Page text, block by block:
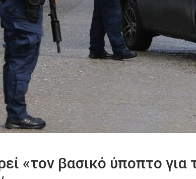
«τον βασικό ύποπτο για